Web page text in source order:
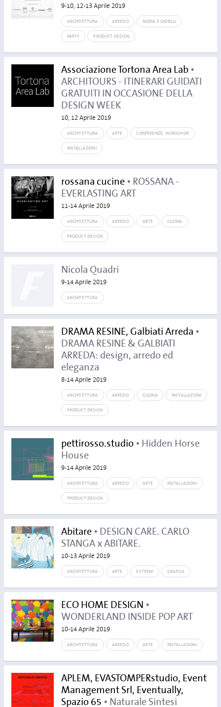
9-10, 12-13 Aprile 2019
ARCHITETTURA ARREDO MODA E GIOIELLI
PARTY PRODUCT DESIGN
Associazione Tortona Area Lab•
ARCHITOURS - ITINERARI GUIDATI
GRATUITI IN OCCASIONE DELLA
DESIGN WEEK
10, 12 Aprile 2019
ARCHITETTURA ARTE CONFERENZE, WORKSHOP
INSTALLAZIONI
rossana cucine• ROSSANA -
EVERLASTING ART
11-14 Aprile 2019
ARCHITETTURA ARREDO ARTE CUCINA
PRODUCT DESIGN
Nicola Quadri
9-14 Aprile 2019
ARCHITETTURA
DRAMA RESINE, Galbiati Arreda •
DRAMA RESINE & GALBIATI
ARREDA: design, arredo ed
eleganza
8-14 Aprile 2019
ARCHITETTURA ARREDO CUCINA INSTALLAZIONI
PRODUCT DESIGN
pettirosso.studio • Hidden Horse
House
9-14 Aprile 2019
ARCHITETTURA ARREDO ARTE INSTALLAZIONI
PRODUCT DESIGN
Abitare• DESIGN CARE. CARLO
STANGA x ABITARE.
10-13 Aprile 2019
ARCHITETTURA ARTE ESTERNI GRAFICA
ECO HOME DESIGN •
WONDERLAND INSIDE POP ART
10-14 Aprile 2019
ARCHITETTURA ARREDO ARTE INSTALLAZIONI
APLEM, EVASTOMPERstudio, Event
Management Srl, Eventually,
Spazio 65 • Naturale Sintesi